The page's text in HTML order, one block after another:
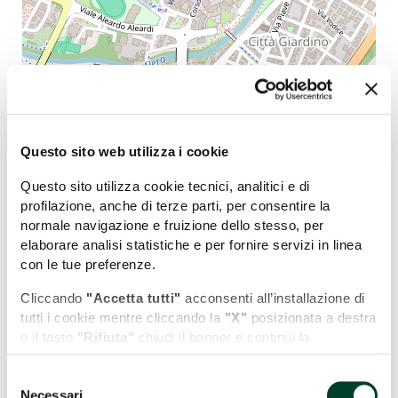
Questo sito web utilizza i cookie
Questo sito utilizza cookie tecnici, analitici e di
profilazione, anche di terze parti, per consentire la
normale navigazione e fruizione dello stesso, per
elaborare analisi statistiche e per fornire servizi in linea
con le tue preferenze.
Cliccando "Accetta tutti" acconsenti all’installazione di
tutti i cookie mentre cliccando la "X" posizionata a destra
o il tasto "Rifiuta" chiudi il banner e continui la
Puoi modificare in ogni momento le tue preferenze
| Map data (c)OpenStreetMap contributors
DOVE DORMIRE
DOVE MANGIARE
Torre
Fontana